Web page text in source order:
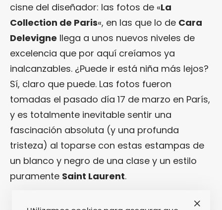
cisne del diseñador: las fotos de «La
Collection de Paris«, en las que lo de Cara
Delevigne llega a unos nuevos niveles de
excelencia que por aquí creíamos ya
inalcanzables. ¿Puede ir está niña más lejos?
Sí, claro que puede. Las fotos fueron
tomadas el pasado día 17 de marzo en París,
y es totalmente inevitable sentir una
fascinación absoluta (y una profunda
tristeza) al toparse con estas estampas de
un blanco y negro de una clase y un estilo
puramente Saint Laurent.